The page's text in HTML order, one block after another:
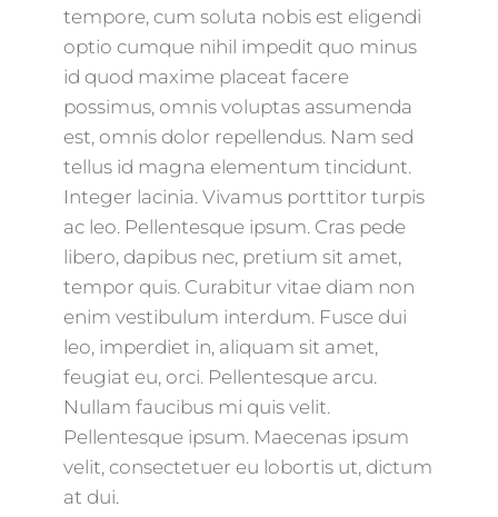
tempore, cum soluta nobis est eligendi
optio cumque nihil impedit quo minus
id quod maxime placeat facere
possimus, omnis voluptas assumenda
est, omnis dolor repellendus. Nam sed
tellus id magna elementum tincidunt.
Integer lacinia. Vivamus porttitor turpis
ac leo. Pellentesque ipsum. Cras pede
libero, dapibus nec, pretium sit amet,
tempor quis. Curabitur vitae diam non
enim vestibulum interdum. Fusce dui
leo, imperdiet in, aliquam sit amet,
feugiat eu, orci. Pellentesque arcu.
Nullam faucibus mi quis velit.
Pellentesque ipsum. Maecenas ipsum
velit, consectetuer eu lobortis ut, dictum
at dui.